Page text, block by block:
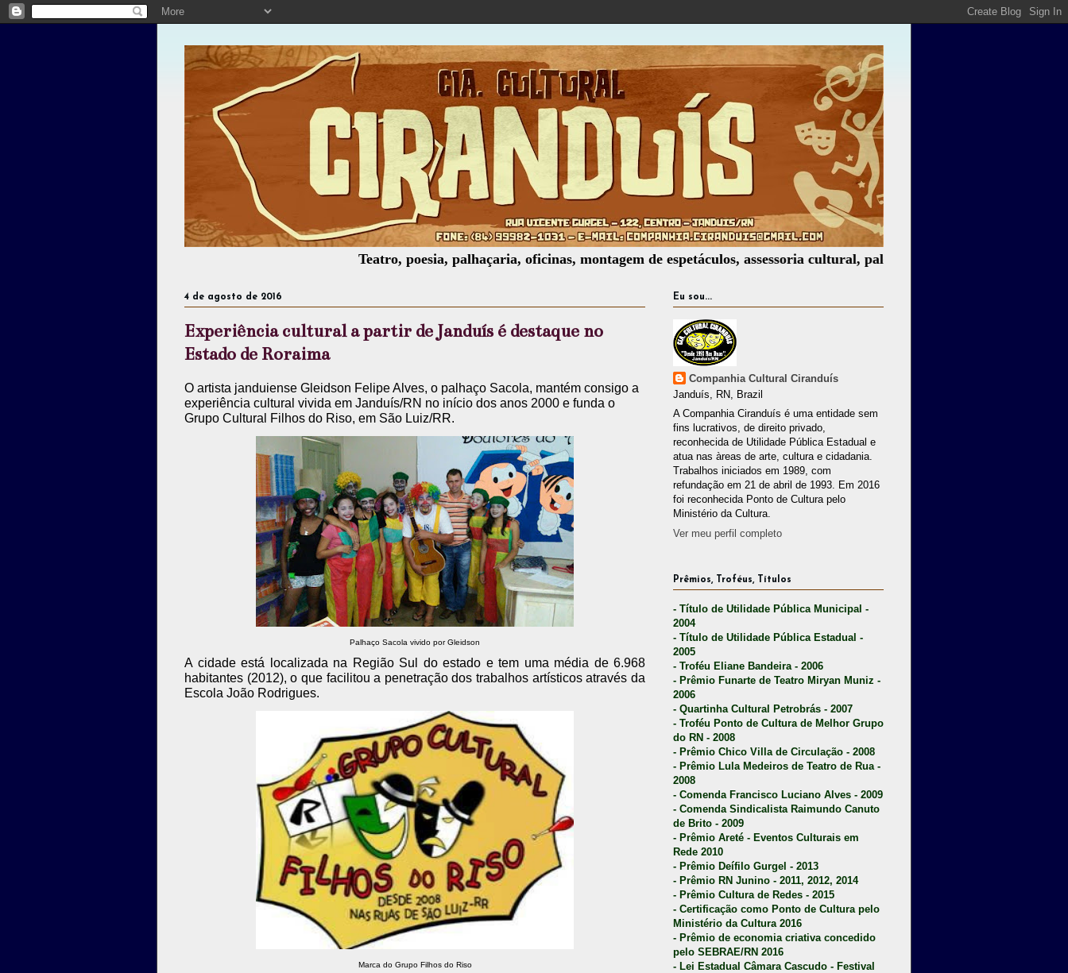
Teatro, poesia, palhaçaria, oficinas, montagem de espetáculos, assessoria cultural, palestras, produção de eventos,
4 de agosto de 2016
Experiência cultural a partir de Janduís é destaque no
Estado de Roraima
O artista janduiense Gleidson Felipe Alves, o palhaço Sacola, mantém consigo a
experiência cultural vivida em Janduís/RN no início dos anos 2000 e funda o
Grupo Cultural Filhos do Riso, em São Luiz/RR.
Palhaço Sacola vivido por Gleidson
A cidade está localizada na Região Sul do estado e tem uma média de 6.968
habitantes (2012), o que facilitou a penetração dos trabalhos artísticos através da
Escola João Rodrigues.
Marca do Grupo Filhos do Riso
Eu sou...
Companhia Cultural Ciranduís
Janduís, RN, Brazil
A Companhia Ciranduís é uma entidade sem
fins lucrativos, de direito privado,
reconhecida de Utilidade Pública Estadual e
atua nas àreas de arte, cultura e cidadania.
Trabalhos iniciados em 1989, com
refundação em 21 de abril de 1993. Em 2016
foi reconhecida Ponto de Cultura pelo
Ministério da Cultura.
Ver meu perfil completo
Prêmios, Troféus, Títulos
- Título de Utilidade Pública Municipal -
2004
- Título de Utilidade Pública Estadual -
2005
- Troféu Eliane Bandeira - 2006
- Prêmio Funarte de Teatro Miryan Muniz -
2006
- Quartinha Cultural Petrobrás - 2007
- Troféu Ponto de Cultura de Melhor Grupo
do RN - 2008
- Prêmio Chico Villa de Circulação - 2008
- Prêmio Lula Medeiros de Teatro de Rua -
2008
- Comenda Francisco Luciano Alves - 2009
- Comenda Sindicalista Raimundo Canuto
de Brito - 2009
- Prêmio Areté - Eventos Culturais em
Rede 2010
- Prêmio Deífilo Gurgel - 2013
- Prêmio RN Junino - 2011, 2012, 2014
- Prêmio Cultura de Redes - 2015
- Certificação como Ponto de Cultura pelo
Ministério da Cultura 2016
- Prêmio de economia criativa concedido
pelo SEBRAE/RN 2016
- Lei Estadual Câmara Cascudo - Festival